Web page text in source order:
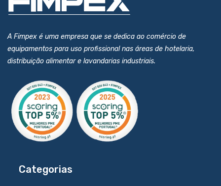
A Fimpex é uma empresa que se dedica ao comércio de
equipamentos para uso profissional nas áreas de hotelaria,
distribuição alimentar e lavandarias industriais.
Categorias